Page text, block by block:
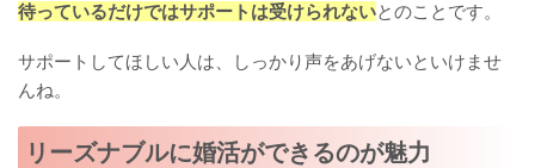
待っているだけではサポートは受けられないとのことです。
サポートしてほしい人は、しっかり声をあげないといけませ
んね。
リーズナブルに婚活ができるのが魅力